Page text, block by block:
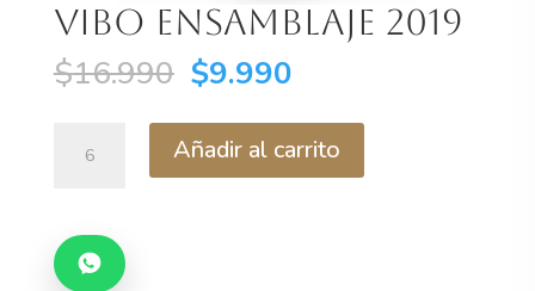
Vibo Ensamblaje 2019
$16.990 El
original
era:
$9.990El
actual
es:
Ensamblaje
cantidad
Añadir al carrito